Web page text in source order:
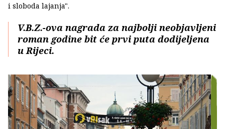
i sloboda lajanja".
V.B.Z.-ova nagrada za najbolji neobjavljeni
roman godine bit će prvi puta dodijeljena
uRijeci.